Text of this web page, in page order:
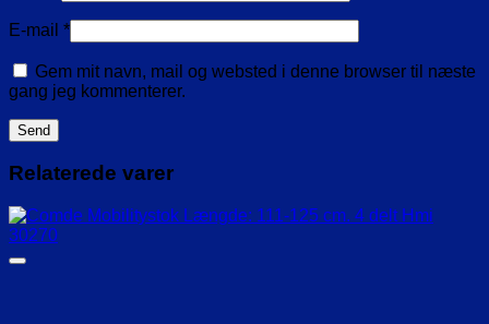
E-mail *
Gem mit navn, mail og websted i denne browser til næste
gang jeg kommenterer.
Relaterede varer